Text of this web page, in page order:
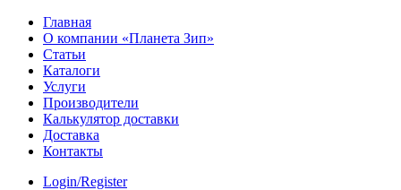
Skip
content
Главная
О компании «Планета Зип»
Статьи
Каталоги
Услуги
Производители
Калькулятор доставки
Доставка
Контакты
Login/Register